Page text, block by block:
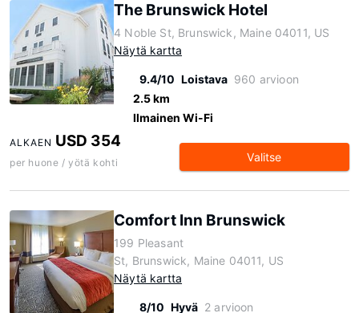
The Brunswick Hotel
4 Noble St, Brunswick, Maine 04011, US
Näytä kartta
9.4/10 Loistava 960 arvioon
2.5 km
Ilmainen Wi-Fi
ALKAEN USD 354
per huone / yötä kohti Valitse
Comfort Inn Brunswick
199 Pleasant
St, Brunswick, Maine 04011, US
Näytä kartta
8/10 Hyvä 2 arvioon